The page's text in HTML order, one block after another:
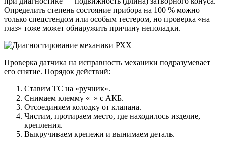
Определить степень состояние прибора на 100 % можно
только спецстендом или особым тестером, но проверка «на
глаз» тоже может обнаружить причину неполадки.
Проверка датчика на исправность механики подразумевает
его снятие. Порядок действий:
Ставим ТС на «ручник».
Снимаем клемму «–» с АКБ.
Отсоединяем колодку от клапана.
Чистим, протираем место, где находилось изделие,
крепления.
Выкручиваем крепежи и вынимаем деталь.